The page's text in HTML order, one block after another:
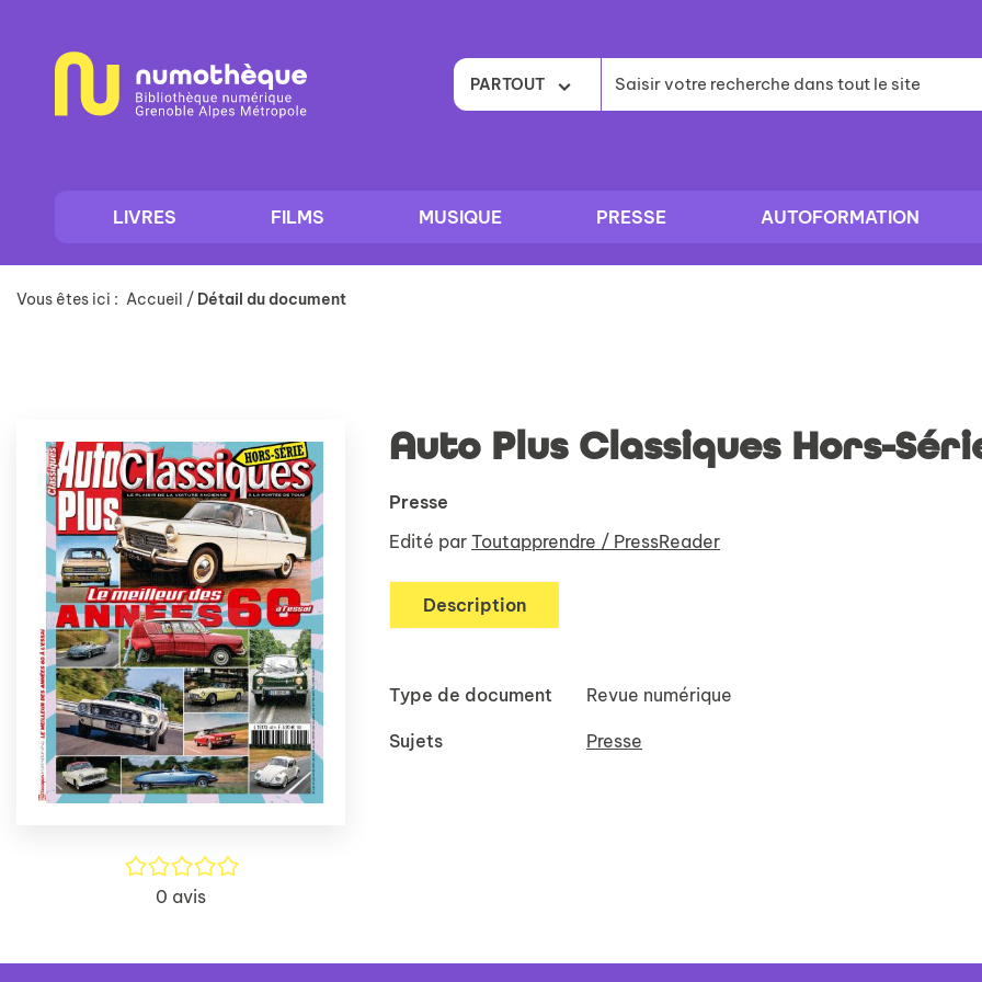
contenu
PARTOUT
LIVRES FILMS MUSIQUE PRESSE AUTOFORMATION
Vous êtes ici : Accueil / Détail du document
/5
0 avis
Auto Plus Classiques Hors-
Presse
Edité par Toutapprendre / PressReader
Description
Type de document Revue numérique
Sujets Presse